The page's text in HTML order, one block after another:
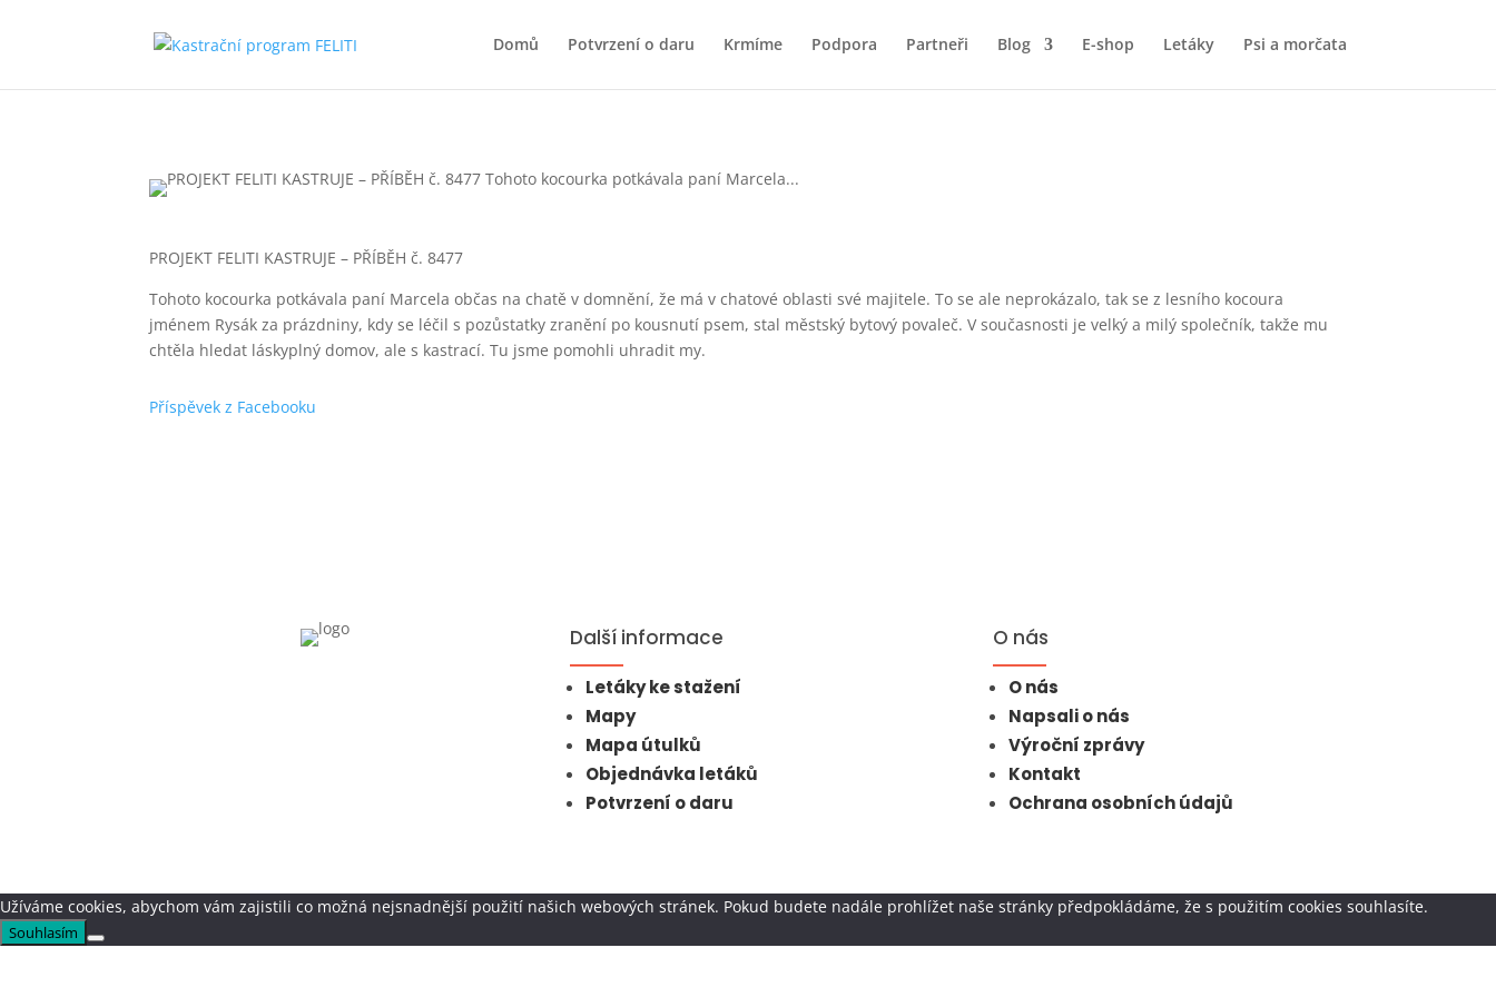
Domů Potvrzení o daru Krmíme Podpora Partneři Blog E-shop Letáky Psi a morčata
PROJEKT FELITI KASTRUJE – PŘÍBĚH č. 8477
Tohoto kocourka potkávala paní Marcela občas na chatě v domnění, že má v chatové oblasti své majitele. To se ale neprokázalo, tak se z lesního kocoura
jménem Rysák za prázdniny, kdy se léčil s pozůstatky zranění po kousnutí psem, stal městský bytový povaleč. V současnosti je velký a milý společník, takže mu
chtěla hledat láskyplný domov, ale s kastrací. Tu jsme pomohli uhradit my.
Příspěvek z Facebooku
Další informace
Letáky ke stažení
Mapy
Mapa útulků
Objednávka letáků
Potvrzení o daru
O nás
O nás
Napsali o nás
Výroční zprávy
Kontakt
Ochrana osobních údajů
Užíváme cookies, abychom vám zajistili co možná nejsnadnější použití našich webových stránek. Pokud budete nadále prohlížet naše stránky předpokládáme, že s použitím cookies souhlasíte.
Souhlasím